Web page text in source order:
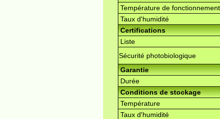
Température de fonctionnement
Taux d'humidité
Certifications
Liste
Sécurité photobiologique
Garantie
Durée
Conditions de stockage
Température
Taux d'humidité